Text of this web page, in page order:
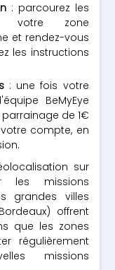
: parcourez les
votre zone
et rendez-vous
les instructions
: une fois votre
BeMyEye
de 1€
compte, en
sur
les missions
grandes villes
offrent
que les zones
régulièrement
missions